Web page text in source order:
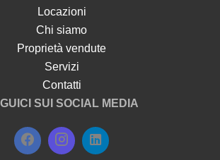
Locazioni
Chi siamo
Proprietà vendute
Servizi
Contatti
SUI SOCIAL MEDIA